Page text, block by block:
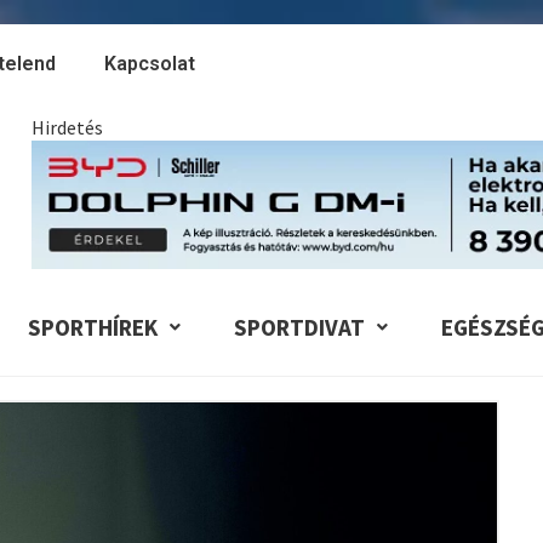
Kapcsolat
Hirdetés
SPORTHÍREK SPORTDIVAT EGÉSZSÉG